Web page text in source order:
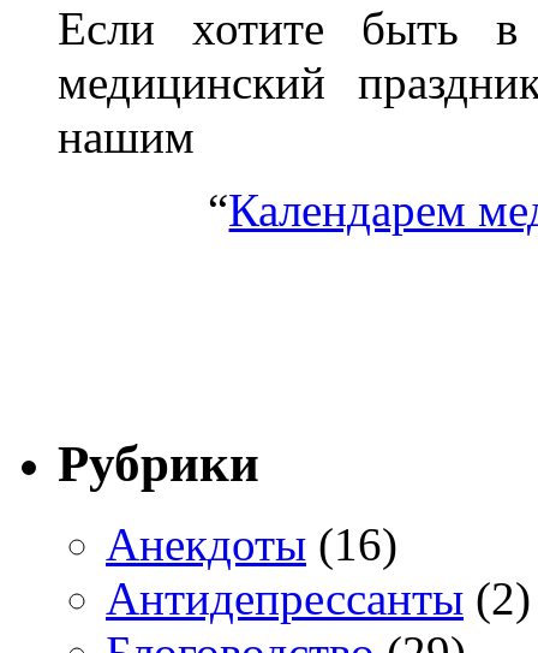
Если хотите быть в
медицинский
нашим
“Календарем
Рубрики
Анекдоты (16)
Антидепрессанты (2)